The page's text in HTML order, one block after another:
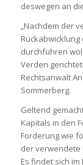
deswegen an
„Nachdem der
durchführen
Verden
Rechtsanwalt
Sommerberg.
Geltend
Kapitals in den
Forderung wie
der verwendete
Es findet sich